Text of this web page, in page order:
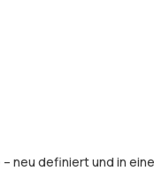
neu definiert und in